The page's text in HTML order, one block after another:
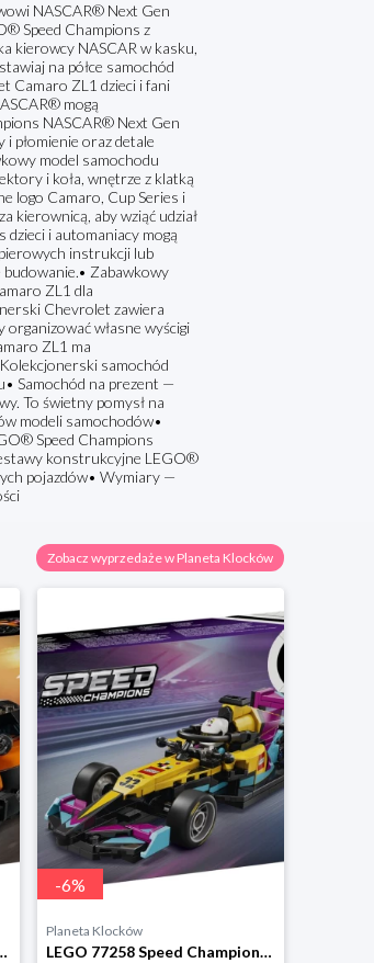
NASCAR® Next Gen
Speed Champions z
kierowcy NASCAR w kasku,
na półce samochód
Camaro ZL1 dzieci i fani
mogą
NASCAR® Next Gen
płomienie oraz detale
model samochodu
i koła, wnętrze z klatką
logo Camaro, Cup Series i
kierownicą, aby wziąć udział
i automaniacy mogą
instrukcji lub
Zabawkowy
ZL1 dla
Chevrolet zawiera
własne wyścigi
ZL1 ma
samochód
Samochód na prezent —
To świetny pomysł na
modeli samochodów•
Speed Champions
konstrukcyjne LEGO®
pojazdów• Wymiary —
Zobacz wyprzedaże w Planeta Klocków
W1 Lego
-6%
Planeta Klocków
LEGO 77258 Speed Champions Bolid F1 Academy LEGO Lego